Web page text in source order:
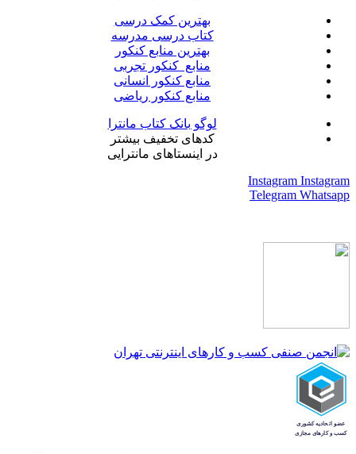
بهترین کمک درسی
کتاب درسی مدرسه
بهترین منابع کنکور
منابع کنکور تجربی
منابع کنکور انسانی
منابع کنکور ریاضی
لوگو بانک کتاب مانترا
کدهای تخفیف بیشتر
در اینستاهای مانترایی
Instagram Instagram
Telegram Whatsapp